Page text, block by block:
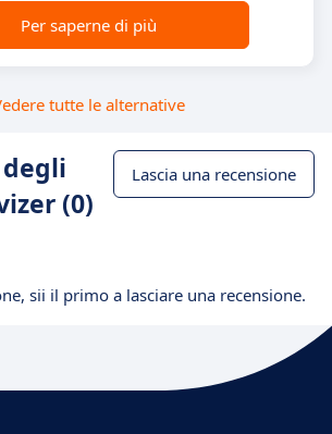
Per saperne di più
tutte le alternative
degli
(0)
Lascia una recensione
sii il primo a lasciare una recensione.